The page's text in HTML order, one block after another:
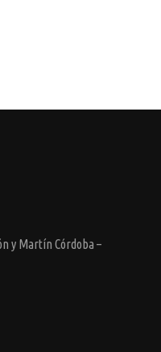
y Martín Córdoba –